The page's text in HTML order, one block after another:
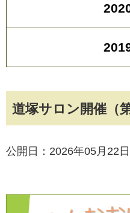
道塚サロン開催（
公開日：2026年05月22